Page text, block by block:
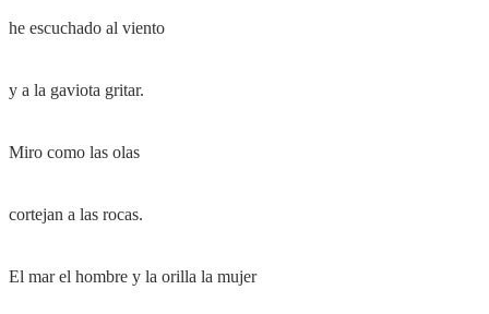
he escuchado al viento
y a la gaviota gritar.
Miro como las olas
cortejan a las rocas.
El mar el hombre y la orilla la mujer